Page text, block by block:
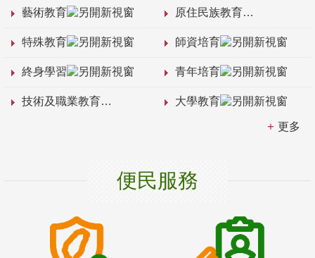
藝術教育 原住民族教育
特殊教育 師資培育
終身學習 青年培育
技術及職業教育 大學教育
更多
便民服務